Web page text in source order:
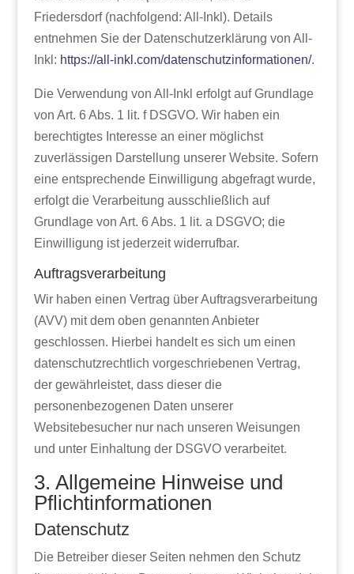
Friedersdorf (nachfolgend: All-Inkl). Details
entnehmen Sie der Datenschutzerklärung von All-
Inkl: https://all-inkl.com/datenschutzinformationen/.
Die Verwendung von All-Inkl erfolgt auf Grundlage
von Art. 6 Abs. 1 lit. f DSGVO. Wir haben ein
berechtigtes Interesse an einer möglichst
zuverlässigen Darstellung unserer Website. Sofern
eine entsprechende Einwilligung abgefragt wurde,
erfolgt die Verarbeitung ausschließlich auf
Grundlage von Art. 6 Abs. 1 lit. a DSGVO; die
Einwilligung ist jederzeit widerrufbar.
Auftragsverarbeitung
Wir haben einen Vertrag über Auftragsverarbeitung
(AVV) mit dem oben genannten Anbieter
geschlossen. Hierbei handelt es sich um einen
datenschutzrechtlich vorgeschriebenen Vertrag,
der gewährleistet, dass dieser die
personenbezogenen Daten unserer
Websitebesucher nur nach unseren Weisungen
und unter Einhaltung der DSGVO verarbeitet.
3. Allgemeine Hinweise und
Pflicht­informationen
Datenschutz
Die Betreiber dieser Seiten nehmen den Schutz